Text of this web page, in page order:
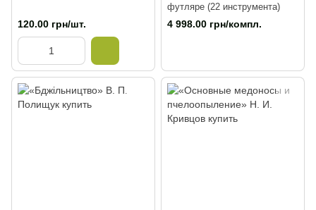
120.00 грн/шт.
футляре (22 инструмента)
4 998.00 грн/компл.